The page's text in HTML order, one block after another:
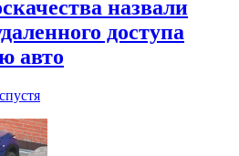
назвали
доступа
авто